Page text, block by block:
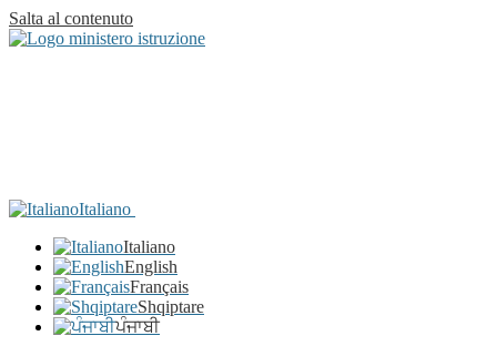
Salta al contenuto
Italiano
Italiano
English
Français
Shqiptare
ਪੰਜਾਬੀ